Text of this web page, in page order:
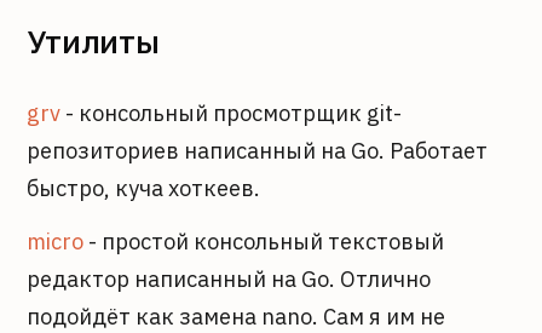
Утилиты
grv - консольный просмотрщик git-
репозиториев написанный на Go. Работает
быстро, куча хоткеев.
micro - простой консольный текстовый
редактор написанный на Go. Отлично
подойдёт как замена nano. Сам я им не